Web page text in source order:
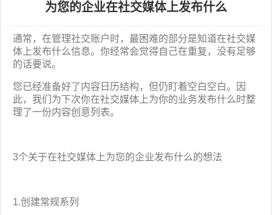
系
我
们
电
话
咨
询
为您的企业在社交媒体上发布什么
通常，在管理社交账户时，最困难的部分是知道在社交媒
体上发布什么信息。你经常会觉得自己在重复，没有足够
的话要说。
您已经准备好了内容日历结构，但仍盯着空白空白。因
此，我们为下次你在社交媒体上为你的业务发布什么时整
理了一份内容创意列表。
3个关于在社交媒体上为您的企业发布什么的想法
1.创建常规系列